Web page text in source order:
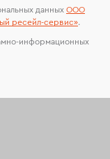
данных ООО
ресейл-сервиc».
информационных